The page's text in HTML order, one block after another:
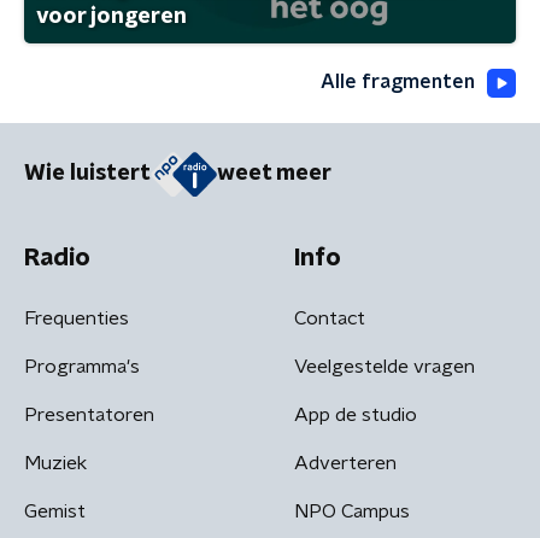
voor jongeren
Alle fragmenten
Wie luistert weet meer
Radio
Frequenties
Programma's
Presentatoren
Muziek
Gemist
Info
Contact
Veelgestelde vragen
App de studio
Adverteren
NPO Campus